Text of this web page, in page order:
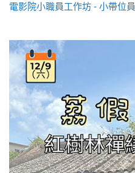
電影院小職員工作坊 - 小帶位員